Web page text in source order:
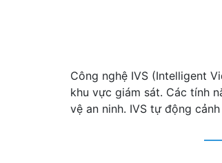
Công nghệ IVS (Intelligent
khu vực giám sát. Các tính
vệ an ninh. IVS tự động